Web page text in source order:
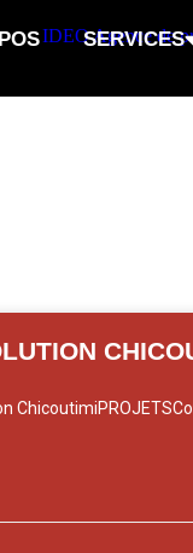
SERVICES